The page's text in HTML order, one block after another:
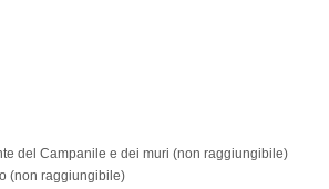
del Campanile e dei muri (non raggiungibile)
(non raggiungibile)